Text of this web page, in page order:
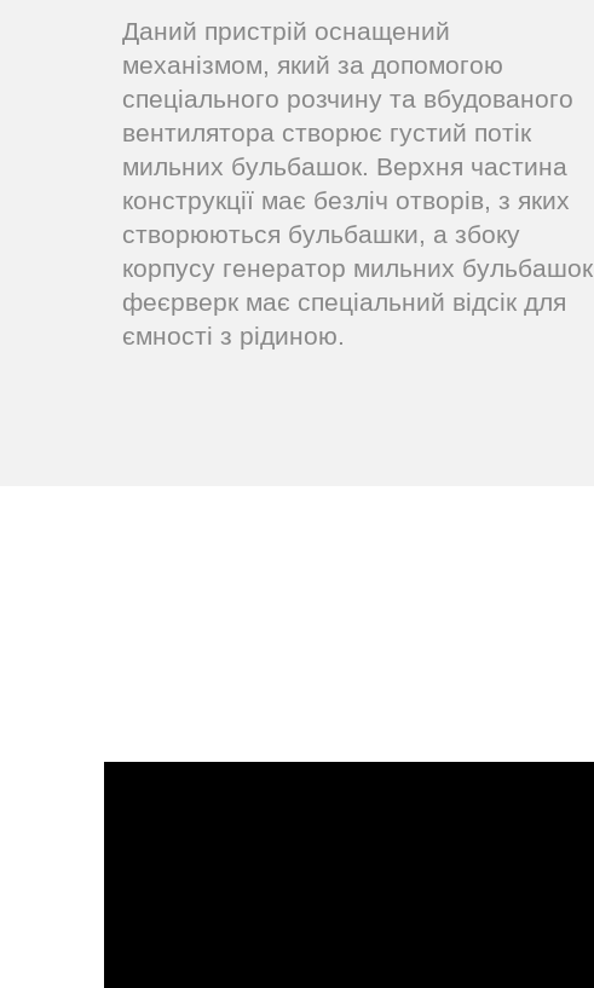
Даний пристрій оснащений
механізмом, який за допомогою
спеціального розчину та вбудованого
вентилятора створює густий потік
мильних бульбашок. Верхня частина
конструкції має безліч отворів, з яких
створюються бульбашки, а збоку
корпусу генератор мильних бульбашок
феєрверк має спеціальний відсік для
ємності з рідиною.